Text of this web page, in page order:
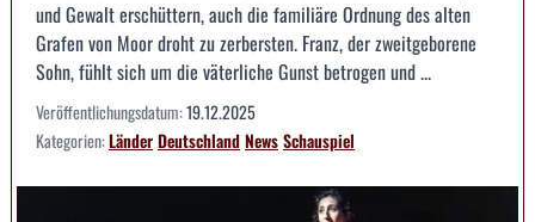
und Gewalt erschüttern, auch die familiäre Ordnung des alten
Grafen von Moor droht zu zerbersten. Franz, der zweitgeborene
Sohn, fühlt sich um die väterliche Gunst betrogen und ...
Veröffentlichungsdatum:19.12.2025
Kategorien:LänderDeutschlandNewsSchauspiel